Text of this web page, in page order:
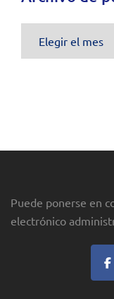
Puede ponerse en
electrónico